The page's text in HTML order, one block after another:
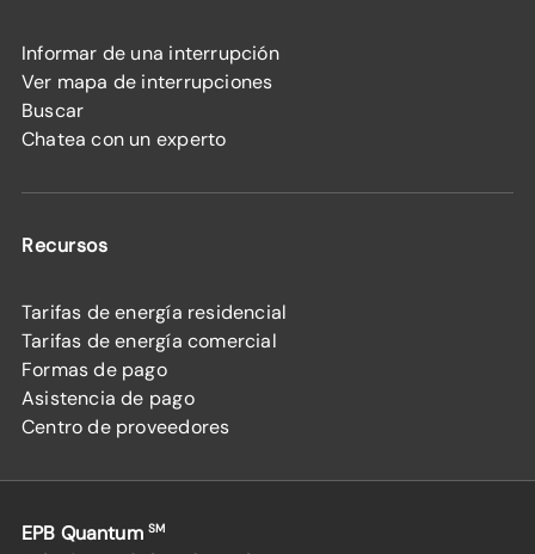
Informar de una interrupción
Ver mapa de interrupciones
Buscar
Chatea con un experto
Recursos
Tarifas de energía residencial
Tarifas de energía comercial
Formas de pago
Asistencia de pago
Centro de proveedores
EPB Quantum SM